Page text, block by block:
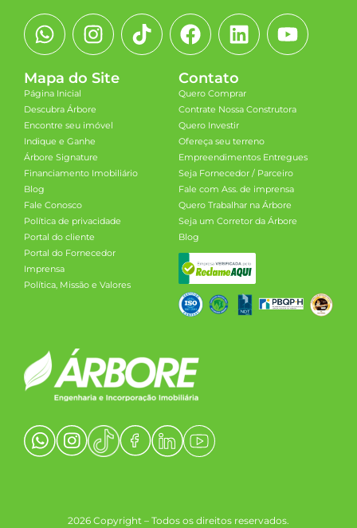
Mapa do Site
Página Inicial
Descubra Árbore
Encontre seu imóvel
Indique e Ganhe
Árbore Signature
Financiamento Imobiliário
Blog
Fale Conosco
Política de privacidade
Portal do cliente
Portal do Fornecedor
Imprensa
Política, Missão e Valores
Contato
Quero Comprar
Contrate Nossa Construtora
Quero Investir
Ofereça seu terreno
Empreendimentos Entregues
Seja Fornecedor / Parceiro
Fale com Ass. de imprensa
Quero Trabalhar na Árbore
Seja um Corretor da Árbore
Blog
2026 Copyright – Todos os direitos reservados.